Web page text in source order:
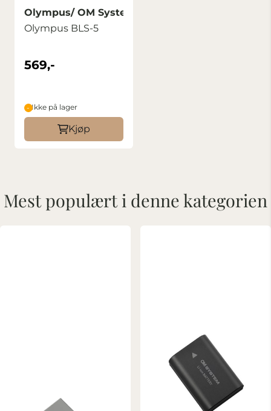
Olympus/ OM Systems
Olympus BLS-5
569,-
Ikke på lager
Kjøp
Mest populært i denne kategorien